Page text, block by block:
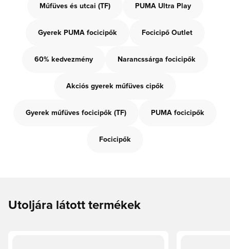
Műfüves és utcai (TF) PUMA Ultra Play
Gyerek PUMA focicipők Focicipő Outlet
60% kedvezmény Narancssárga focicipők
Akciós gyerek műfüves cipők
Gyerek műfüves focicipők (TF) PUMA focicipők
Focicipők
Utoljára látott termékek